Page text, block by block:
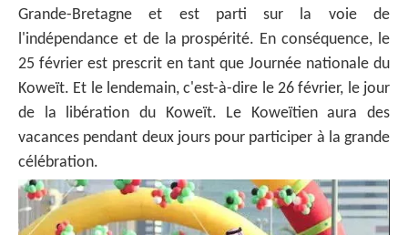
Grande-Bretagne et est parti sur la voie de
l'indépendance et de la prospérité. En conséquence, le
25 février est prescrit en tant que Journée nationale du
Koweït. Et le lendemain, c'est-à-dire le 26 février, le jour
de la libération du Koweït. Le Koweïtien aura des
vacances pendant deux jours pour participer à la grande
célébration.